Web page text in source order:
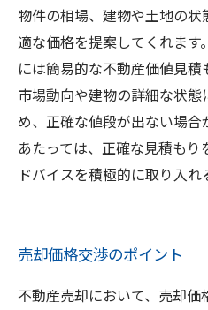
物件の相場、建物や土地の
適な価格を提案してくれま
には簡易的な不動産価値見積
市場動向や建物の詳細な状
め、正確な値段が出ない場
あたっては、正確な見積も
ドバイスを積極的に取り入れ
売却価格交渉のポイント
不動産売却において、売却価